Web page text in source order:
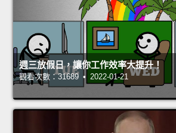
週三放假日，讓你工作效率大提升！
觀看次數：31689 • 2022-01-21